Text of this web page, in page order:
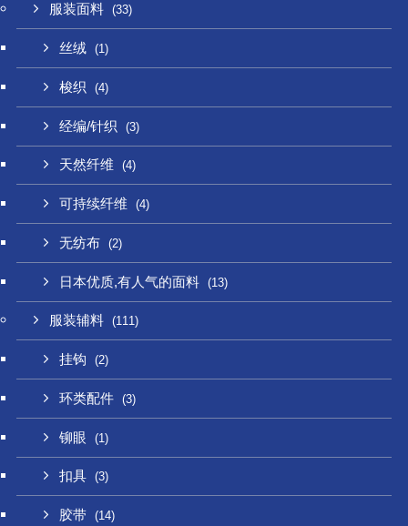
服装面料 (33)
丝绒 (1)
梭织 (4)
经编/针织 (3)
天然纤维 (4)
可持续纤维 (4)
无纺布 (2)
日本优质,有人气的面料 (13)
服装辅料 (111)
挂钩 (2)
环类配件 (3)
铆眼 (1)
扣具 (3)
胶带 (14)